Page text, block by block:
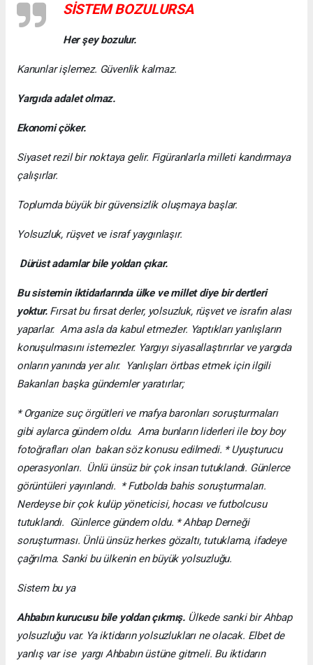
SİSTEM BOZULURSA
Her şey bozulur.
Kanunlar işlemez. Güvenlik kalmaz.
Yargıda adalet olmaz.
Ekonomi çöker.
Siyaset rezil bir noktaya gelir. Figüranlarla milleti kandırmaya
çalışırlar.
Toplumda büyük bir güvensizlik oluşmaya başlar.
Yolsuzluk, rüşvet ve israf yaygınlaşır.
Dürüst adamlar bile yoldan çıkar.
Bu sistemin iktidarlarında ülke ve millet diye bir dertleri
yoktur.Fırsat bu fırsat derler, yolsuzluk, rüşvet ve israfın alası
yaparlar. Ama asla da kabul etmezler. Yaptıkları yanlışların
konuşulmasını istemezler. Yargıyı siyasallaştırırlar ve yargıda
onların yanında yer alır. Yanlışları örtbas etmek için ilgili
Bakanları başka gündemler yaratırlar;
* Organize suç örgütleri ve mafya baronları soruşturmaları
gibi aylarca gündem oldu. Ama bunların liderleri ile boy boy
fotoğrafları olan bakan söz konusu edilmedi. * Uyuşturucu
operasyonları. Ünlü ünsüz bir çok insan tutuklandı. Günlerce
görüntüleri yayınlandı. * Futbolda bahis soruşturmaları.
Nerdeyse bir çok kulüp yöneticisi, hocası ve futbolcusu
tutuklandı. Günlerce gündem oldu. * Ahbap Derneği
soruşturması. Ünlü ünsüz herkes gözaltı, tutuklama, ifadeye
çağrılma. Sanki bu ülkenin en büyük yolsuzluğu.
Sistem bu ya
Ahbabın kurucusu bile yoldan çıkmış. Ülkede sanki bir Ahbap
yolsuzluğu var. Ya iktidarın yolsuzlukları ne olacak. Elbet de
yanlış var ise yargı Ahbabın üstüne gitmeli. Bu iktidarın